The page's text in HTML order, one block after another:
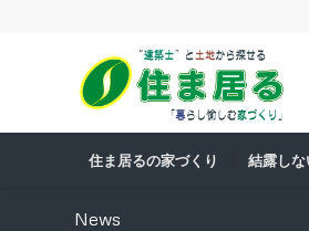
住ま居るの家づくり 結露し
News